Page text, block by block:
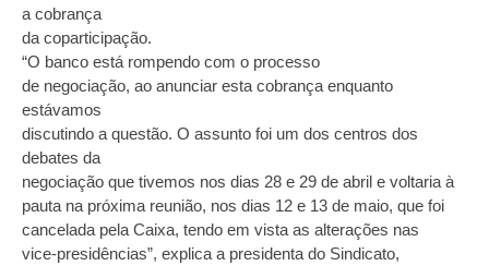
a cobrança
da coparticipação.
“O banco está rompendo com o processo
de negociação, ao anunciar esta cobrança enquanto
estávamos
discutindo a questão. O assunto foi um dos centros dos
debates da
negociação que tivemos nos dias 28 e 29 de abril e voltaria à
pauta na próxima reunião, nos dias 12 e 13 de maio, que foi
cancelada pela Caixa, tendo em vista as alterações nas
vice-presidências”, explica a presidenta do Sindicato,